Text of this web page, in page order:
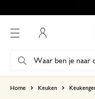
Home Keuken
5